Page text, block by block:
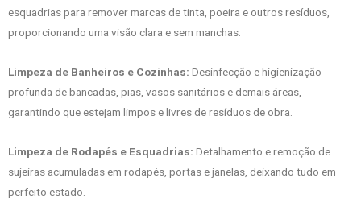
esquadrias para remover marcas de tinta, poeira e outros resíduos,
proporcionando uma visão clara e sem manchas.
Limpeza de Banheiros e Cozinhas: Desinfecção e higienização
profunda de bancadas, pias, vasos sanitários e demais áreas,
garantindo que estejam limpos e livres de resíduos de obra.
Limpeza de Rodapés e Esquadrias: Detalhamento e remoção de
sujeiras acumuladas em rodapés, portas e janelas, deixando tudo em
perfeito estado.